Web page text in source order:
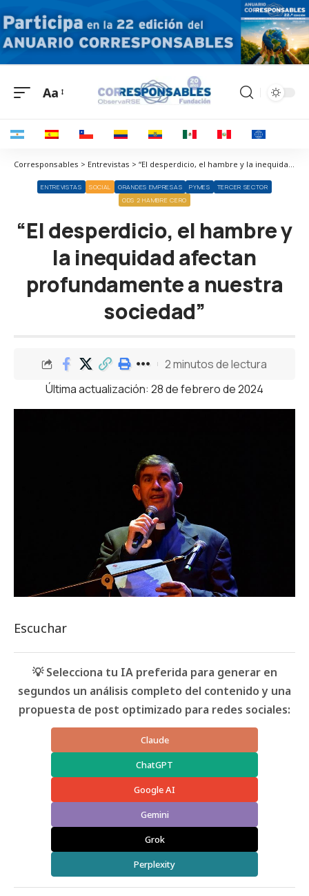
Aa
Corresponsables > Entrevistas > “El desperdicio, el hambre y la inequidad afectan profundamente a nuestra sociedad”
ENTREVISTAS SOCIAL GRANDES EMPRESAS PYMES
TERCER SECTOR
ODS 2 HAMBRE CERO
“El desperdicio, el hambre y
la inequidad afectan
profundamente a nuestra
sociedad”
Última actualización: 28 de febrero de 2024
2 minutos de lectura
Escuchar
💡 Selecciona tu IA preferida para generar en
segundos un análisis completo del contenido y una
propuesta de post optimizado para redes sociales:
Claude
ChatGPT
Google AI
Gemini
Grok
Perplexity